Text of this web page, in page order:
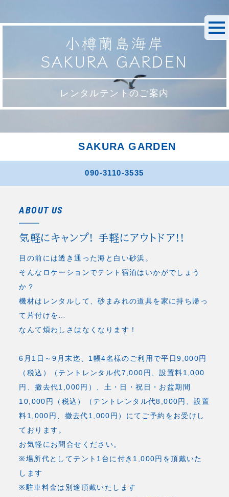
小樽蘭島海岸
SAKURA GARDEN
レンタルテントのご案内
SAKURA GARDEN
090-3110-3535
ABOUT US
気軽にキャンプ! 手軽にアウトドア!!
目の前には透き通った海と白い砂浜。
そんなロケーションでテント宿泊はいかがでしょう
か？
機材はレンタルして、砂まみれの道具を家に持ち帰っ
て片付けを…
なんて煩わしさはなくなります！
6月1日～9月末迄、1帳4名様のご利用で平日9,000円
（税込）（テントレンタル代7,000円、設置料1,000
円、撤去代1,000円）、土・日・祝日・お盆期間
10,000円（税込）（テントレンタル代8,000円、設置
料1,000円、撤去代1,000円）にてご予約をお受けし
ております。
お気軽にお問合せください。
※場所代としてテント1台に付き1,000円を頂戴いた
します
※駐車料金は別途頂戴いたします